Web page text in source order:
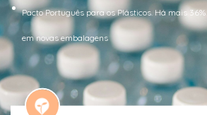
Pacto Português para os Plásticos. Há mais
em novas embalagens